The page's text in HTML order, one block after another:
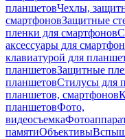
планшетовЧехлы,
смартфоновЗащитные
пленки для смартфонов
аксессуары для
клавиатурой для
планшетовЗащитные
планшетовСтилусы для
планшетов, смартфонов
планшетовФото,
видеосъемка
памятиОбъективы